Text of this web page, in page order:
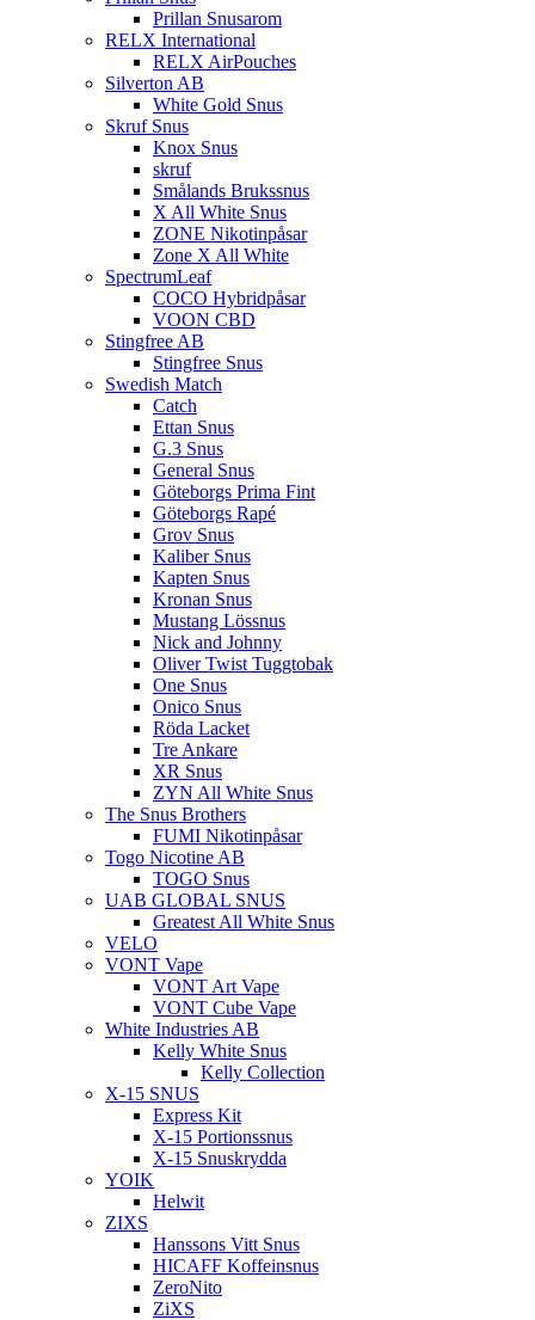
Prillan Snusarom
RELX International
RELX AirPouches
Silverton AB
White Gold Snus
Skruf Snus
Knox Snus
skruf
Smålands Brukssnus
X All White Snus
ZONE Nikotinpåsar
Zone X All White
SpectrumLeaf
COCO Hybridpåsar
VOON CBD
Stingfree AB
Stingfree Snus
Swedish Match
Catch
Ettan Snus
G.3 Snus
General Snus
Göteborgs Prima Fint
Göteborgs Rapé
Grov Snus
Kaliber Snus
Kapten Snus
Kronan Snus
Mustang Lössnus
Nick and Johnny
Oliver Twist Tuggtobak
One Snus
Onico Snus
Röda Lacket
Tre Ankare
XR Snus
ZYN All White Snus
The Snus Brothers
FUMI Nikotinpåsar
Togo Nicotine AB
TOGO Snus
UAB GLOBAL SNUS
Greatest All White Snus
VELO
VONT Vape
VONT Art Vape
VONT Cube Vape
White Industries AB
Kelly White Snus
Kelly Collection
X-15 SNUS
Express Kit
X-15 Portionssnus
X-15 Snuskrydda
YOIK
Helwit
ZIXS
Hanssons Vitt Snus
HICAFF Koffeinsnus
ZeroNito
ZiXS